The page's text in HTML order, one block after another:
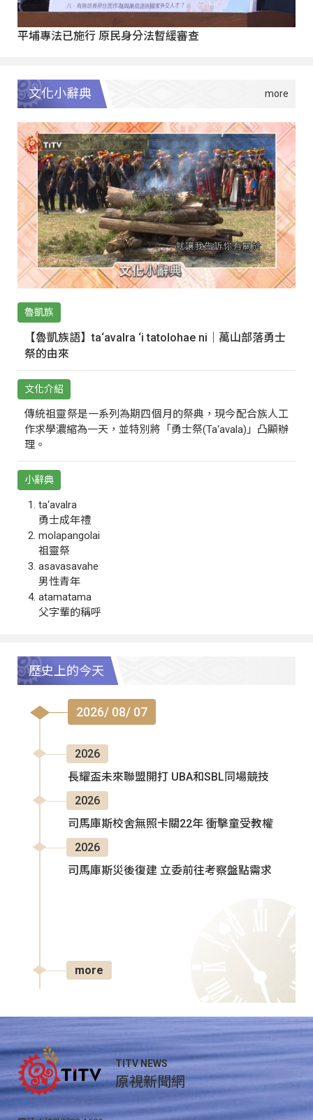
平埔專法已施行 原民身分法暫緩審查
文化小辭典
魯凱族
【魯凱族語】ta‘avalra ‘i tatolohae ni｜萬山部落勇士
祭的由來
文化介紹
傳統祖靈祭是一系列為期四個月的祭典，現今配合族人工
作求學濃縮為一天，並特別將「勇士祭(Ta‘avala)」凸顯辦
理。
小辭典
ta‘avalra
勇士成年禮
molapangolai
祖靈祭
asavasavahe
男性青年
atamatama
父字輩的稱呼
歷史上的今天
2026/ 08/ 07
2026
長耀盃未來聯盟開打 UBA和SBL同場競技
2026
司馬庫斯校舍無照卡關22年 衝擊童受教權
2026
司馬庫斯災後復建 立委前往考察盤點需求
more
TITV NEWS
原視新聞網